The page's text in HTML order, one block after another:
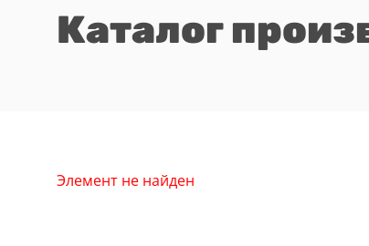
Каталог
Элемент не найден